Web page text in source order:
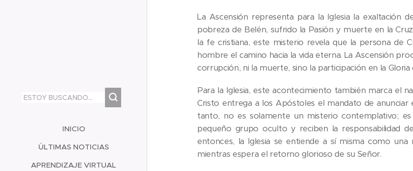
INICIO
ÚLTIMAS NOTICIAS
APRENDIZAJE VIRTUAL
La Ascensión representa para la Iglesia la exaltación
pobreza de Belén, sufrido la Pasión y muerte en la
la fe cristiana, este misterio revela que la persona de
hombre el camino hacia la vida eterna. La Ascensión
corrupción, ni la muerte, sino la participación en la Gloria
Para la Iglesia, este acontecimiento también marca el
Cristo entrega a los Apóstoles el mandato de anunciar
tanto, no es solamente un misterio contemplativo;
pequeño grupo oculto y reciben la responsabilidad
entonces, la Iglesia se entiende a sí misma como una
mientras espera el retorno glorioso de su Señor.